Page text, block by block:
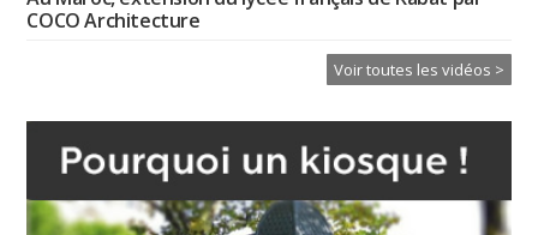
COCO Architecture
Voir toutes les vidéos >